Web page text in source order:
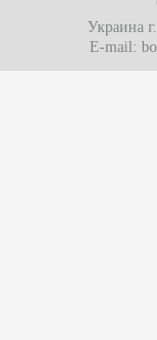
Украина
E-mail: